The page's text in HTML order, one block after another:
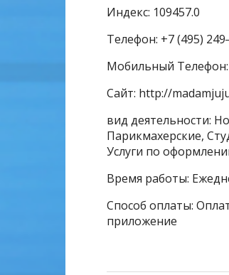
Индекс: 109457.0
Телефон: +7 (495)
Мобильный
Сайт: http://
вид деятельности:
Парикмахерские,
Услуги по
Время работы:
Способ оплаты:
приложение